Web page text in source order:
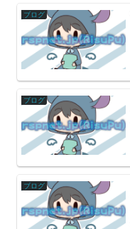
ブログ
ブログ
ブログ